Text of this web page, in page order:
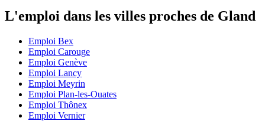
L'emploi dans les villes proches de Gland
Emploi Bex
Emploi Carouge
Emploi Genève
Emploi Lancy
Emploi Meyrin
Emploi Plan-les-Ouates
Emploi Thônex
Emploi Vernier